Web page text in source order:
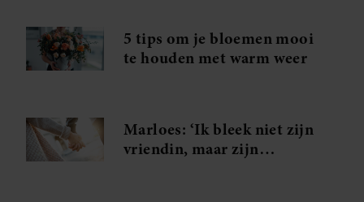
informatie die u aan ze heeft verstrekt of die ze hebben
verzameld op basis van uw gebruik van hun services. U
gaat akkoord met onze cookies als u onze website blijft
5 tips om je bloemen mooi
te houden met warm weer
Marloes: ‘Ik bleek niet zijn
vriendin, maar zijn